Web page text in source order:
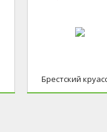
Брестский